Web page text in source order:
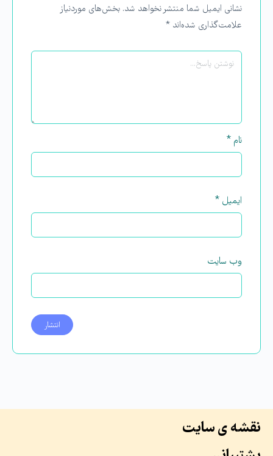
نشانی ایمیل شما منتشر نخواهد شد. بخش‌های موردنیاز
علامت‌گذاری شده‌اند *
نام *
ایمیل *
وب‌ سایت
نقشه ی سایت